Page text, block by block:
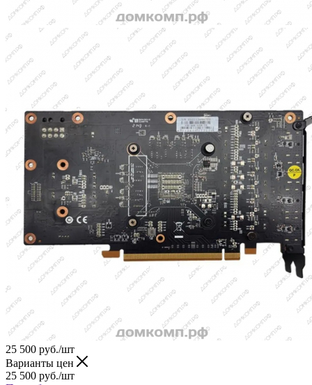
25 500 руб./шт
Варианты цен
25 500 руб./шт